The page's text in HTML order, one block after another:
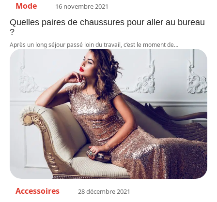
Mode 16 novembre 2021
Quelles paires de chaussures pour aller au bureau
?
Après un long séjour passé loin du travail, c’est le moment de…
Accessoires 28 décembre 2021